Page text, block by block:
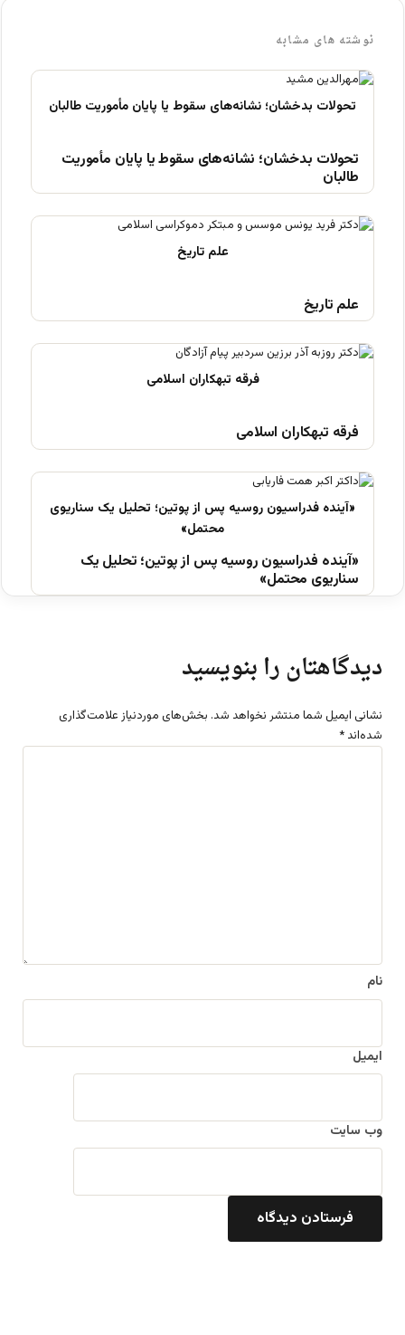
نوشته های مشابه
تحولات بدخشان؛ نشانه‌های سقوط یا پایان مأموریت
طالبان
علم تاریخ
فرقه تبهکاران اسلامی
«آینده فدراسیون روسیه پس از پوتین؛ تحلیل یک
سناریوی محتمل»
دیدگاهتان را بنویسید
نشانی ایمیل شما منتشر نخواهد شد. بخش‌های موردنیاز علامت‌گذاری
شده‌اند *
نام
ایمیل
وب‌ سایت